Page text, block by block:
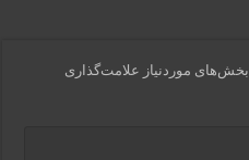
بخش‌های موردنیاز علامت‌گذاری